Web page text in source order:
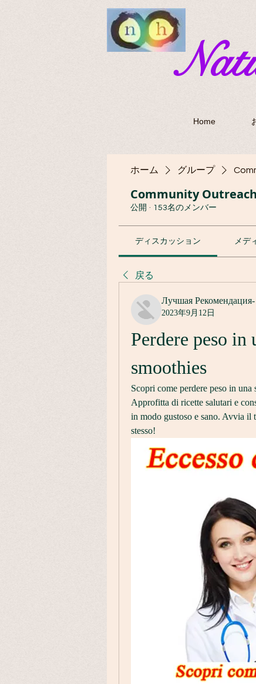
Home
ホーム グループ
Community Outreach
公開 · 153名のメンバー
ディスカッション メデ
戻る
Лучшая Рекомендация-
2023年9月12日
Perdere peso in
smoothies
Scopri come perdere peso in
Approfitta di ricette salutari e
in modo gustoso e sano. Avvia il
stesso!